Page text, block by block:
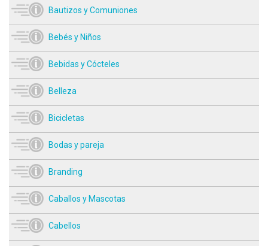
Bautizos y Comuniones
Bebés y Niños
Bebidas y Cócteles
Belleza
Bicicletas
Bodas y pareja
Branding
Caballos y Mascotas
Cabellos